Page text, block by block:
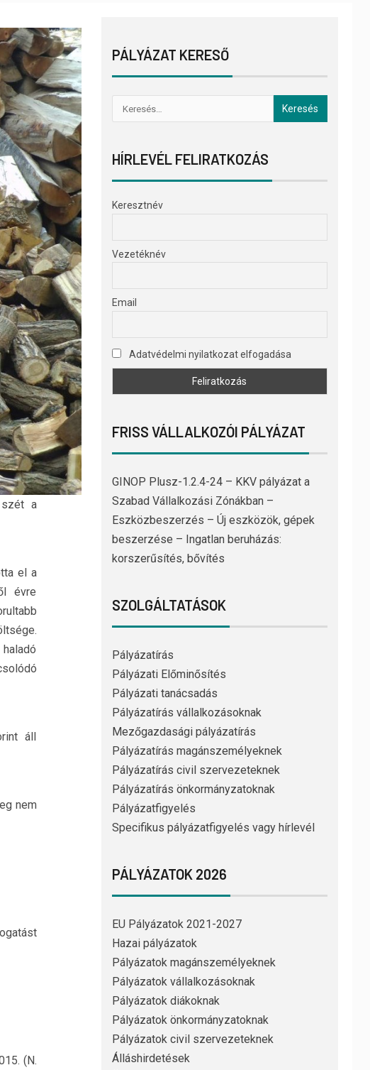
szét a
el a
évre
áll
nem
(N.
PÁLYÁZAT KERESŐ
HÍRLEVÉL FELIRATKOZÁS
Keresztnév
Vezetéknév
Email
Adatvédelmi nyilatkozat elfogadása
FRISS VÁLLALKOZÓI PÁLYÁZAT
GINOP Plusz-1.2.4-24 – KKV pályázat a
Szabad Vállalkozási Zónákban –
Eszközbeszerzés – Új eszközök, gépek
beszerzése – Ingatlan beruházás:
korszerűsítés, bővítés
SZOLGÁLTATÁSOK
Pályázatírás
Pályázati Előminősítés
Pályázati tanácsadás
Pályázatírás vállalkozásoknak
Mezőgazdasági pályázatírás
Pályázatírás magánszemélyeknek
Pályázatírás civil szervezeteknek
Pályázatírás önkormányzatoknak
Pályázatfigyelés
Specifikus pályázatfigyelés vagy hírlevél
PÁLYÁZATOK 2026
EU Pályázatok 2021-2027
Hazai pályázatok
Pályázatok magánszemélyeknek
Pályázatok vállalkozásoknak
Pályázatok diákoknak
Pályázatok önkormányzatoknak
Pályázatok civil szervezeteknek
Álláshirdetések